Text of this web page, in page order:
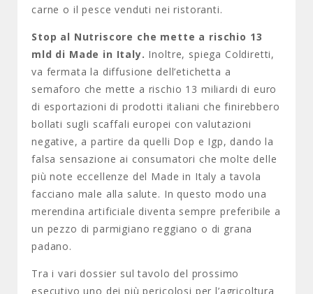
carne o il pesce venduti nei ristoranti.
Stop al Nutriscore che mette a rischio 13
mld di Made in Italy. Inoltre, spiega Coldiretti,
va fermata la diffusione dell’etichetta a
semaforo che mette a rischio 13 miliardi di euro
di esportazioni di prodotti italiani che finirebbero
bollati sugli scaffali europei con valutazioni
negative, a partire da quelli Dop e Igp, dando la
falsa sensazione ai consumatori che molte delle
più note eccellenze del Made in Italy a tavola
facciano male alla salute. In questo modo una
merendina artificiale diventa sempre preferibile a
un pezzo di parmigiano reggiano o di grana
padano.
Tra i vari dossier sul tavolo del prossimo
esecutivo uno dei più pericolosi per l’agricoltura